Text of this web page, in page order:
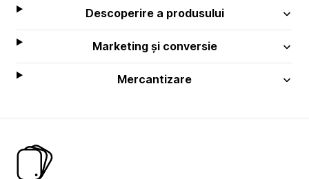
Descoperire a produsului
Marketing și conversie
Mercantizare